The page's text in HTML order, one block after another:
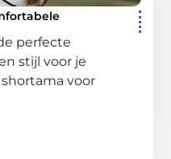
perfecte
stijl voor je
voor